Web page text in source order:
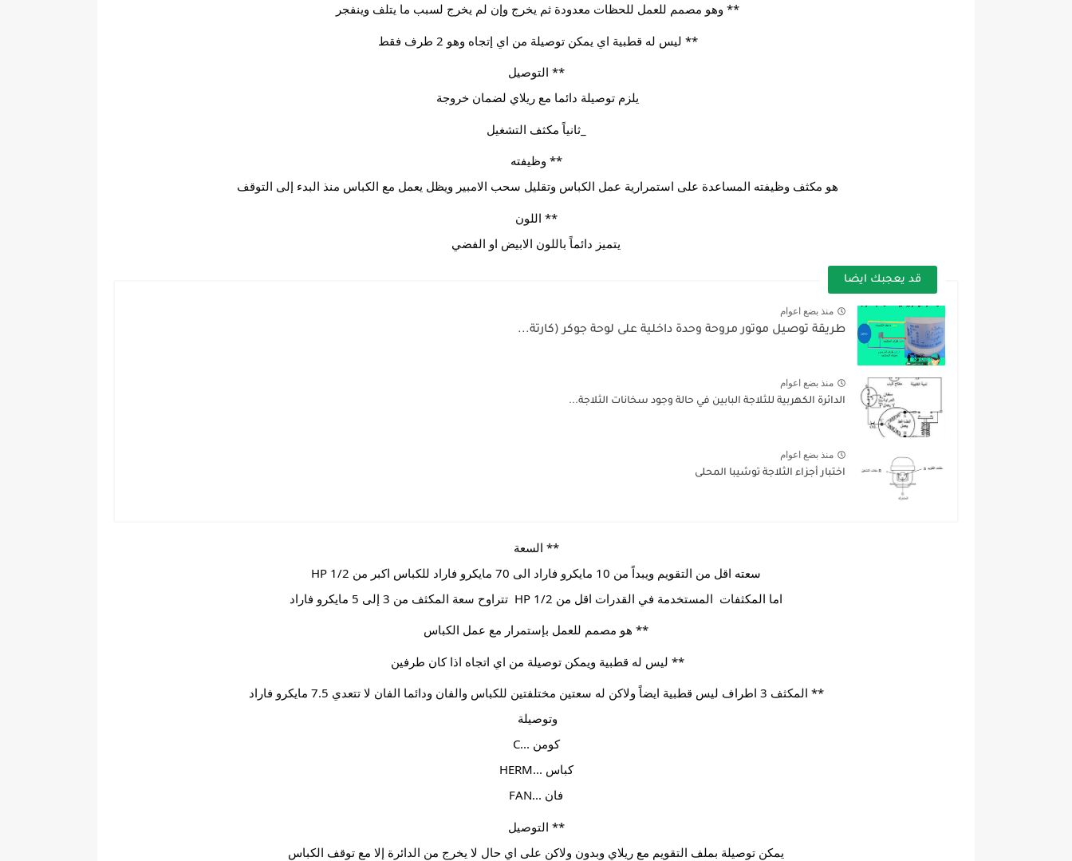
** وهو مصمم للعمل للحظات معدودة ثم يخرج وإن لم يخرج لسبب ما يتلف وينفجر
** ليس له قطبية اي يمكن توصيلة من اي إتجاه وهو 2 طرف فقط
** التوصيل
يلزم توصيلة دائما مع ريلاي لضمان خروجة
_ثانياً مكثف التشغيل
** وظيفته
هو مكثف وظيفته المساعدة على استمرارية عمل الكباس وتقليل سحب الامبير ويظل يعمل مع الكباس منذ البدء إلى التوقف
** اللون
يتميز دائماً باللون الابيض او الفضي
قد يعجبك ايضا
منذ بضع اعوام
طريقة توصيل موتور مروحة وحدة داخلية على لوحة جوكر (كارتة...
منذ بضع اعوام
الدائرة الكهربية للثلاجة البابين في حالة وجود سخانات الثلاجة...
منذ بضع اعوام
اختبار أجزاء الثلاجة توشيبا المحلى
** السعة
سعته اقل من التقويم ويبداً من 10 مايكرو فاراد الى 70 مايكرو فاراد للكباس اكبر من 1/2 HP
اما المكثفات  المستخدمة في القدرات اقل من 1/2 HP  تتراوح سعة المكثف من 3 إلى 5 مايكرو فاراد
** هو مصمم للعمل بإستمرار مع عمل الكباس
** ليس له قطبية ويمكن توصيلة من اي اتجاه اذا كان طرفين
** المكثف 3 اطراف ليس قطبية ايضاً ولاكن له سعتين مختلفتين للكباس والفان ودائما الفان لا تتعدي 7.5 مايكرو فاراد
وتوصيلة
كومن ...C
كباس ...HERM
فان ...FAN
** التوصيل
يمكن توصيلة بملف التقويم مع ريلاي وبدون ولاكن على اي حال لا يخرج من الدائرة إلا مع توقف الكباس